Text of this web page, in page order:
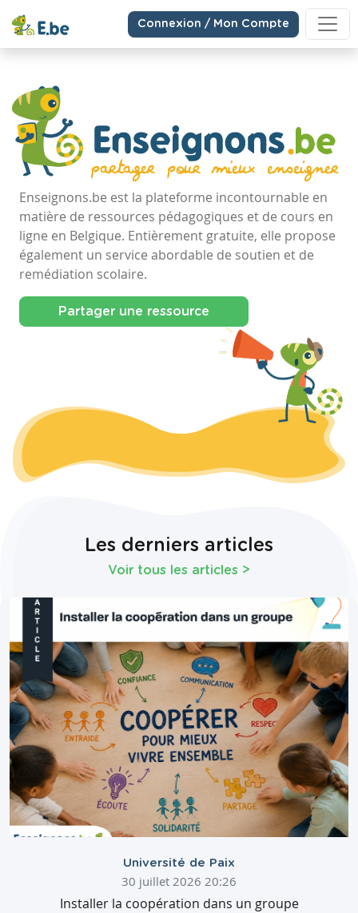
Connexion / Mon Compte
Enseignons.be est la plateforme incontournable en
matière de ressources pédagogiques et de cours en
ligne en Belgique. Entièrement gratuite, elle propose
également un service abordable de soutien et de
remédiation scolaire.
Partager une ressource
Les derniers articles
Voir tous les articles >
Université de Paix
30 juillet 2026 20:26
Installer la coopération dans un groupe